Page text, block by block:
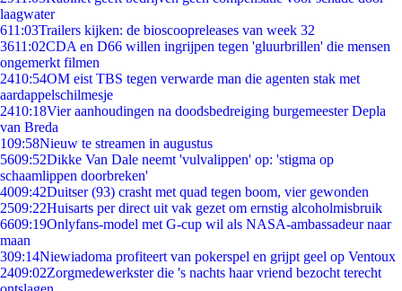
laagwater
611:03Trailers kijken: de bioscoopreleases van week 32
3611:02CDA en D66 willen ingrijpen tegen 'gluurbrillen' die mensen
ongemerkt filmen
2410:54OM eist TBS tegen verwarde man die agenten stak met
aardappelschilmesje
2410:18Vier aanhoudingen na doodsbedreiging burgemeester Depla
van Breda
109:58Nieuw te streamen in augustus
5609:52Dikke Van Dale neemt 'vulvalippen' op: 'stigma op
schaamlippen doorbreken'
4009:42Duitser (93) crasht met quad tegen boom, vier gewonden
2509:22Huisarts per direct uit vak gezet om ernstig alcoholmisbruik
6609:19Onlyfans-model met G-cup wil als NASA-ambassadeur naar
maan
309:14Niewiadoma profiteert van pokerspel en grijpt geel op Ventoux
2409:02Zorgmedewerkster die 's nachts haar vriend bezocht terecht